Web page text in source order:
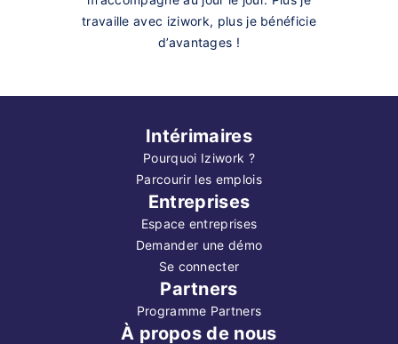
travaille avec iziwork, plus je bénéficie
d’avantages !
Intérimaires
Pourquoi Iziwork ?
Parcourir les emplois
Entreprises
Espace entreprises
Demander une démo
Se connecter
Partners
Programme Partners
À propos de nous